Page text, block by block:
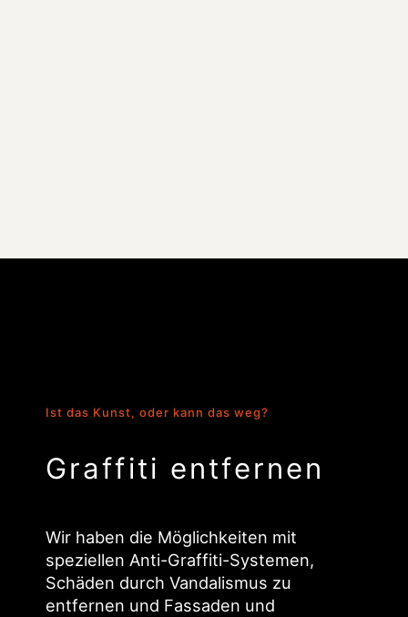
Ist das Kunst, oder kann das weg?
Graffiti entfernen
Wir haben die Möglichkeiten mit
speziellen Anti-Graffiti-Systemen,
Schäden durch Vandalismus zu
entfernen und Fassaden und